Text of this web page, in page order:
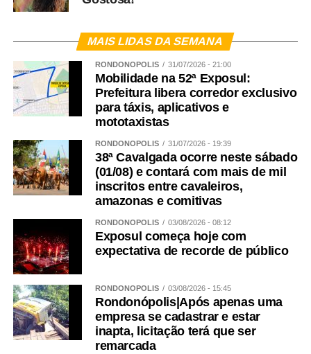
ouvimos muito falar no enfrentamento à violência contra
as mulheres. Só que a pauta nunca chega até onde nós
queremos. Por isso que essa pauta deve avançar na
política para enfrentar a violência que tem acontecido
todos os dias. Mas, acima de tudo, precisamos dar crédito
a palavra das mulheres. Todos os dias.
WhatsApp
Facebook
Twitter
Messenger
LinkedIn
Share
MAIS LIDAS DA SEMANA
RONDONÓPOLIS 31/07/2026 - 21:00
Mobilidade na 52ª Exposul:
Prefeitura libera corredor exclusivo
para táxis, aplicativos e
mototaxistas
RONDONÓPOLIS 31/07/2026 - 19:39
38ª Cavalgada ocorre neste sábado
(01/08) e contará com mais de mil
inscritos entre cavaleiros,
amazonas e comitivas
RONDONÓPOLIS 03/08/2026 - 08:12
Exposul começa hoje com
expectativa de recorde de público
RONDONÓPOLIS 03/08/2026 - 15:45
Rondonópolis|Após apenas uma
empresa se cadastrar e estar
inapta, licitação terá que ser
remarcada